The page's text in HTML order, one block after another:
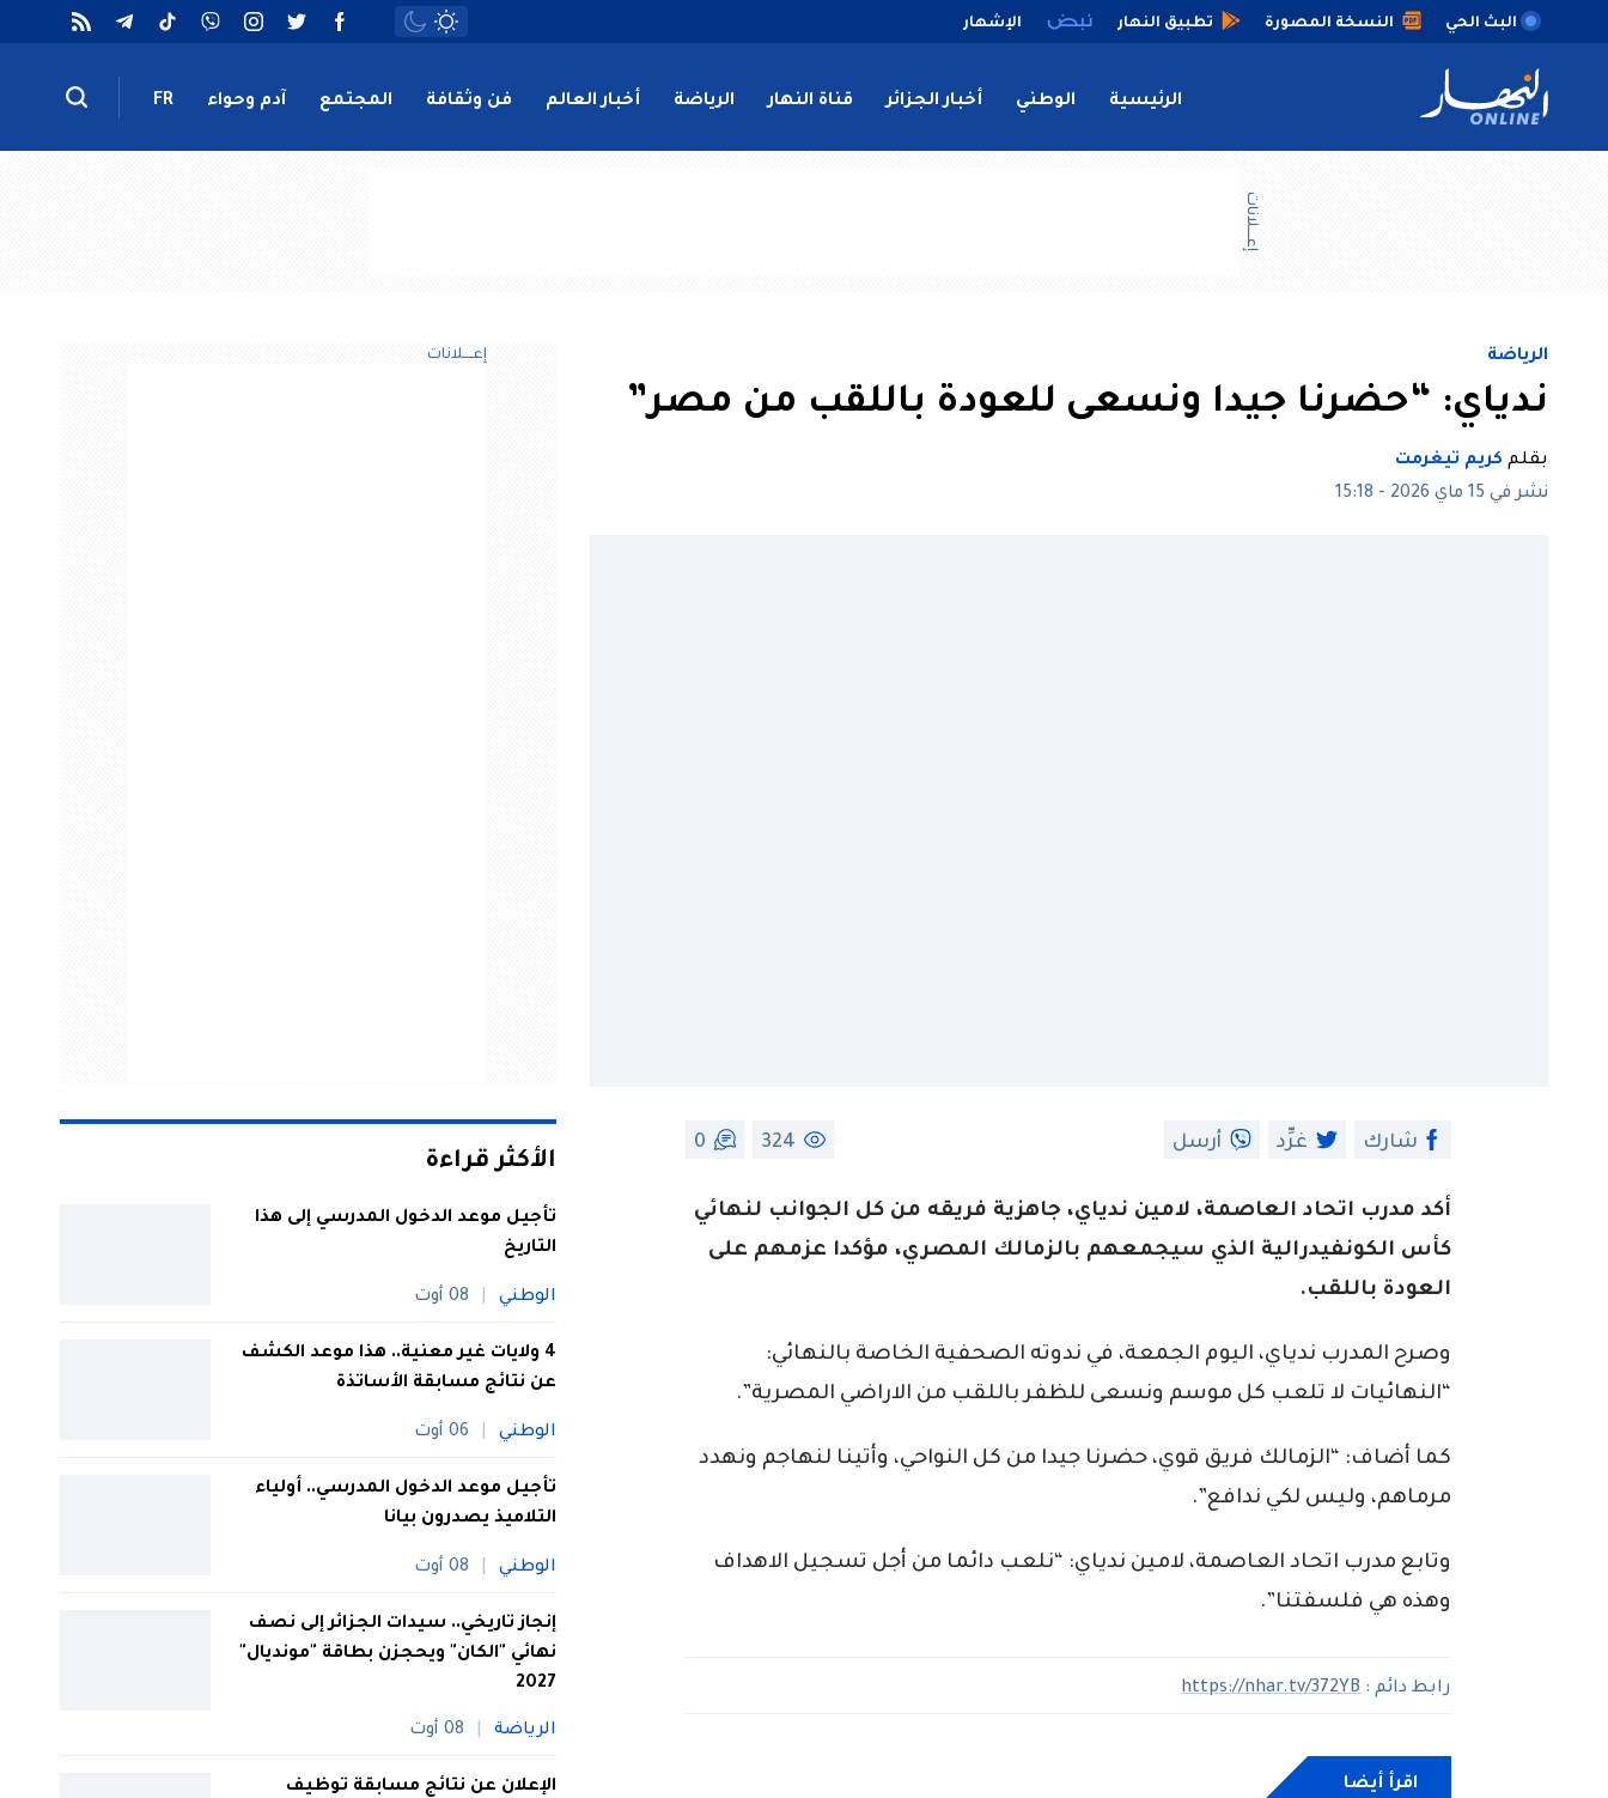
البث الحي النسخة المصورة تطبيق النهار الإشهار
الرئيسية الوطني أخبار الجزائر قناة النهار الرياضة أخبار العالم فن وثقافة المجتمع آدم وحواء FR
إعــــلانات
الرياضة
ندياي: “حضرنا جيدا ونسعى للعودة باللقب من مصر”
بقلم كريم تيغرمت
نشر في 15 ماي 2026 - 15:18
شارك غرِّد أرسل 324
0
أكد مدرب اتحاد العاصمة، لامين ندياي، جاهزية فريقه من كل الجوانب لنهائي
كأس الكونفيدرالية الذي سيجمعهم بالزمالك المصري، مؤكدا عزمهم على
العودة باللقب.
وصرح المدرب ندياي، اليوم الجمعة، في ندوته الصحفية الخاصة بالنهائي:
“النهائيات لا تلعب كل موسم ونسعى للظفر باللقب من الاراضي المصرية”.
كما أضاف: “الزمالك فريق قوي، حضرنا جيدا من كل النواحي، وأتينا لنهاجم ونهدد
مرماهم، وليس لكي ندافع”.
وتابع مدرب اتحاد العاصمة، لامين ندياي: “نلعب دائما من أجل تسجيل الاهداف
وهذه هي فلسفتنا”.
رابط دائم :https://nhar.tv/372YB
اقرأ أيضا
إعــــلانات
الأكثر قراءة
تأجيل موعد الدخول المدرسي إلى هذا
التاريخ
الوطني 08 أوت
4 ولايات غير معنية.. هذا موعد الكشف
عن نتائج مسابقة الأساتذة
الوطني 06 أوت
تأجيل موعد الدخول المدرسي.. أولياء
التلاميذ يصدرون بيانا
الوطني 08 أوت
إنجاز تاريخي.. سيدات الجزائر إلى نصف
نهائي "الكان" ويحجزن بطاقة "مونديال"
2027
الرياضة 08 أوت
الإعلان عن نتائج مسابقة توظيف